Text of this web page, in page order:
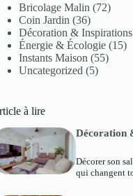
Bricolage Malin (72)
Coin Jardin (36)
Décoration & Inspirations
Énergie & Écologie (15)
Instants Maison (55)
Uncategorized (5)
à lire
Décoration
Décorer son
qui changent